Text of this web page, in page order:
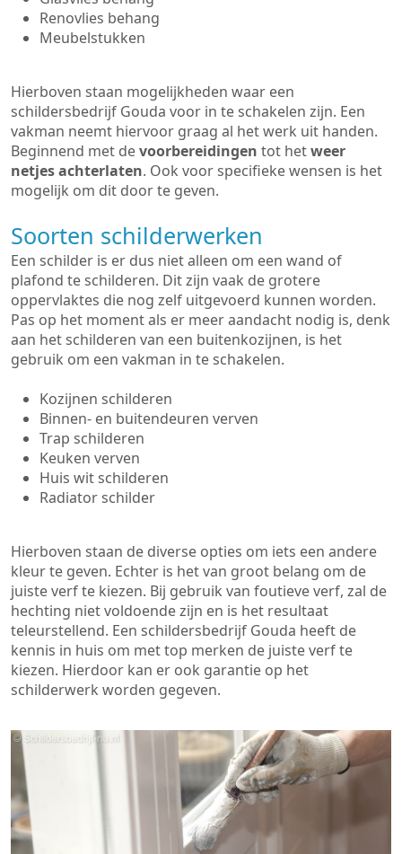
Renovlies behang
Meubelstukken
Hierboven staan mogelijkheden waar een
schildersbedrijf Gouda voor in te schakelen zijn. Een
vakman neemt hiervoor graag al het werk uit handen.
Beginnend met devoorbereidingen tot hetweer
netjes achterlaten. Ook voor specifieke wensen is het
mogelijk om dit door te geven.
Soorten schilderwerken
Een schilder is er dus niet alleen om een wand of
plafond te schilderen. Dit zijn vaak de grotere
oppervlaktes die nog zelf uitgevoerd kunnen worden.
Pas op het moment als er meer aandacht nodig is, denk
aan het schilderen van een buitenkozijnen, is het
gebruik om een vakman in te schakelen.
Kozijnen schilderen
Binnen- en buitendeuren verven
Trap schilderen
Keuken verven
Huis wit schilderen
Radiator schilder
Hierboven staan de diverse opties om iets een andere
kleur te geven. Echter is het van groot belang om de
juiste verf te kiezen. Bij gebruik van foutieve verf, zal de
hechting niet voldoende zijn en is het resultaat
teleurstellend. Een schildersbedrijf Gouda heeft de
kennis in huis om met top merken de juiste verf te
kiezen. Hierdoor kan er ook garantie op het
schilderwerk worden gegeven.